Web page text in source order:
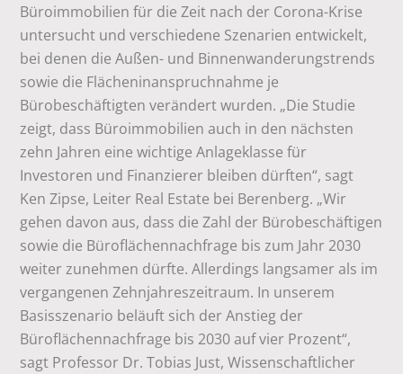
Büroimmobilien für die Zeit nach der Corona-Krise
untersucht und verschiedene Szenarien entwickelt,
bei denen die Außen- und Binnenwanderungstrends
sowie die Flächeninanspruchnahme je
Bürobeschäftigten verändert wurden. „Die Studie
zeigt, dass Büroimmobilien auch in den nächsten
zehn Jahren eine wichtige Anlageklasse für
Investoren und Finanzierer bleiben dürften“, sagt
Ken Zipse, Leiter Real Estate bei Berenberg. „Wir
gehen davon aus, dass die Zahl der Bürobeschäftigen
sowie die Büroflächennachfrage bis zum Jahr 2030
weiter zunehmen dürfte. Allerdings langsamer als im
vergangenen Zehnjahreszeitraum. In unserem
Basisszenario beläuft sich der Anstieg der
Büroflächennachfrage bis 2030 auf vier Prozent“,
sagt Professor Dr. Tobias Just, Wissenschaftlicher